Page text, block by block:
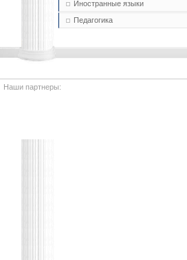
Иностранные языки
Педагогика
Наши партнеры: